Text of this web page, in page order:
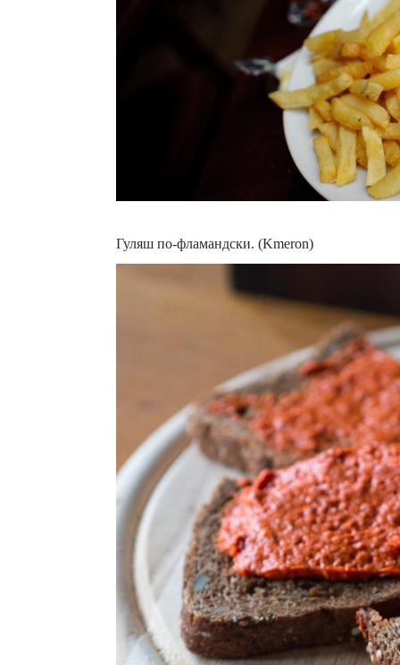
Гуляш по-фламандски. (Kmeron)